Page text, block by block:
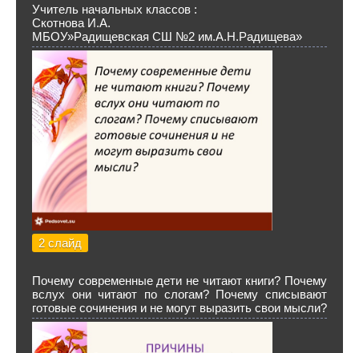
Учитель начальных классов :
Скотнова И.А.
МБОУ»Радищевская СШ №2 им.А.Н.Радищева»
2 слайд
Почему современные дети не читают книги? Почему
вслух они читают по слогам? Почему списывают
готовые сочинения и не могут выразить свои мысли?